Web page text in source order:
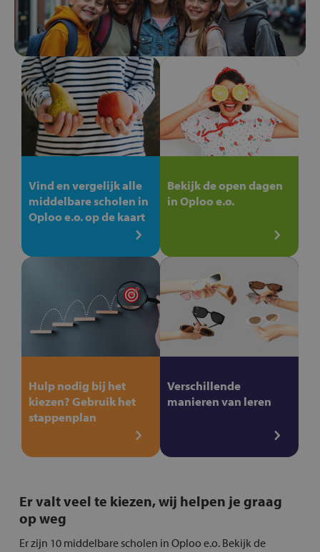
Vind en vergelijk alle
middelbare scholen in
Oploo e.o. op de kaart
Bekijk de open dagen
in Oploo e.o.
Hulp nodig bij het
kiezen? Gebruik het
stappenplan
Verschillende
manieren van leren
Er valt veel te kiezen, wij helpen je graag
op weg
Er zijn 10 middelbare scholen in Oploo e.o. Bekijk de